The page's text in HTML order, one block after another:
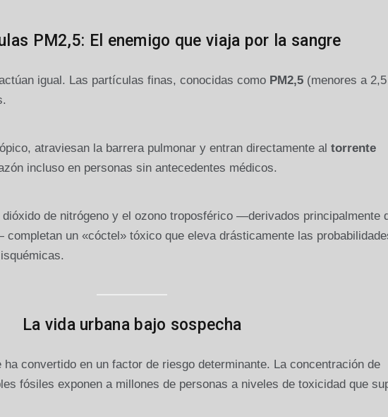
PM2,5: El enemigo que viaja por la sangre
igual. Las partículas finas, conocidas como PM2,5(menores a 2,5
atraviesan la barrera pulmonar y entran directamente al torrente
incluso en personas sin antecedentes médicos.
de nitrógeno y el ozono troposférico —derivados principalmente
un «cóctel» tóxico que eleva drásticamente las
La vida urbana bajo sospecha
convertido en un factor de riesgo determinante. La concentración de
fósiles exponen a millones de personas a niveles de toxicidad que